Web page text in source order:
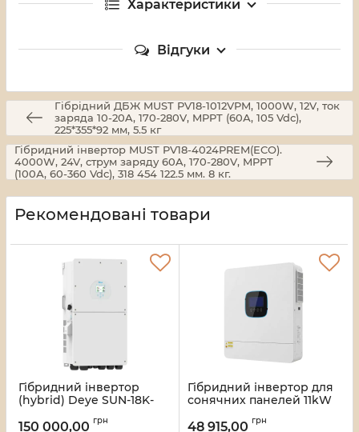
Характеристики
Відгуки
Гiбрiдний ДБЖ MUST PV18-1012VPM, 1000W, 12V, ток
заряда 10-20A, 170-280V, MPPT (60А, 105 Vdc),
225*355*92 мм, 5.5 кг
Гібридний інвертор MUST PV18-4024PREM(ECO).
4000W, 24V, струм заряду 60A, 170-280V, MPPT
(100А, 60-360 Vdc), 318 454 122.5 мм. 8 кг.
Рекомендовані товари
Гібридний інвертор
(hybrid) Deye SUN-18K-
однофазний (MPPT 150-
150 000,00 грн
Гібридний інвертор для
сонячних панелей 11kW
2MPPT, off-grid
48 915,00 грн